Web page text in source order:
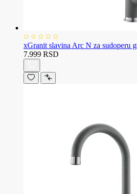
xGranit slavina Arc N za sudoperu
7.999 RSD